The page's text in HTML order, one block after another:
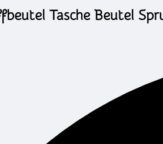
Tasche Beutel